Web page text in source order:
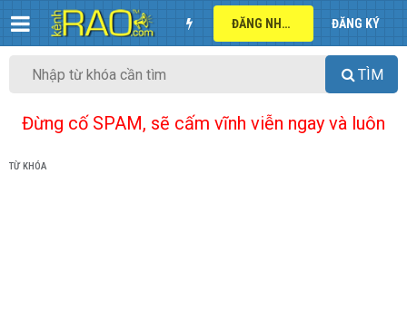
ĐĂNG NHẬP ĐĂNG KÝ
TÌM
Đừng cố SPAM, sẽ cấm vĩnh viễn ngay và luôn
TỪ KHÓA